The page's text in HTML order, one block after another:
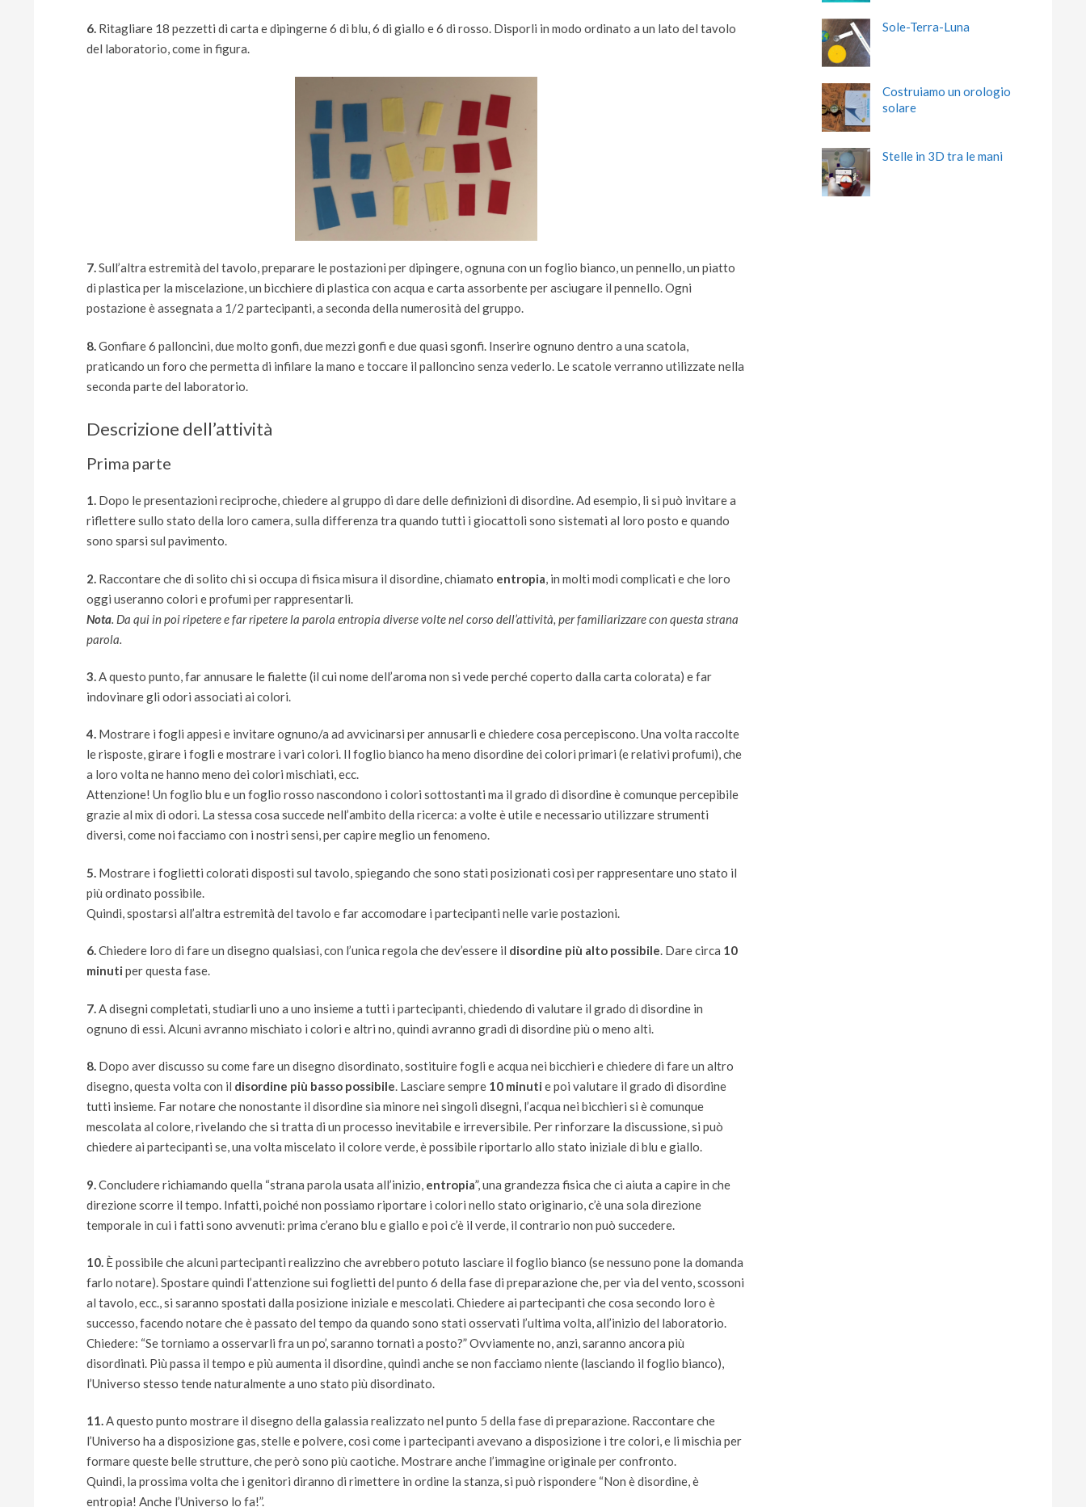
6. Ritagliare 18 pezzetti di carta e dipingerne 6 di blu, 6 di giallo e 6 di rosso. Disporli in modo ordinato a un lato del tavolo
del laboratorio, come in figura.
7.Sull’altra estremità del tavolo, preparare le postazioni per dipingere, ognuna con un foglio bianco, un pennello, un piatto
di plastica per la miscelazione, un bicchiere di plastica con acqua e carta assorbente per asciugare il pennello. Ogni
postazione è assegnata a 1/2 partecipanti, a seconda della numerosità del gruppo.
8.Gonfiare 6 palloncini, due molto gonfi, due mezzi gonfi e due quasi sgonfi. Inserire ognuno dentro a una scatola,
praticando un foro che permetta di infilare la mano e toccare il palloncino senza vederlo. Le scatole verranno utilizzate nella
seconda parte del laboratorio.
Descrizione dell’attività
Prima parte
1. Dopo le presentazioni reciproche, chiedere al gruppo di dare delle definizioni di disordine. Ad esempio, li si può invitare a
riflettere sullo stato della loro camera, sulla differenza tra quando tutti i giocattoli sono sistemati al loro posto e quando
sono sparsi sul pavimento.
2. Raccontare che di solito chi si occupa di fisica misura il disordine, chiamato entropia , in molti modi complicati e che loro
oggi useranno colori e profumi per rappresentarli.
Nota . Da qui in poi ripetere e far ripetere la parola entropia diverse volte nel corso dell’attività, per familiarizzare con questa strana
parola.
3.A questo punto, far annusare le fialette (il cui nome dell’aroma non si vede perché coperto dalla carta colorata) e far
indovinare gli odori associati ai colori.
4. Mostrare i fogli appesi e invitare ognuno/a ad avvicinarsi per annusarli e chiedere cosa percepiscono. Una volta raccolte
le risposte, girare i fogli e mostrare i vari colori. Il foglio bianco ha meno disordine dei colori primari (e relativi profumi), che
a loro volta ne hanno meno dei colori mischiati, ecc.
Attenzione! Un foglio blu e un foglio rosso nascondono i colori sottostanti ma il grado di disordine è comunque percepibile
grazie al mix di odori. La stessa cosa succede nell’ambito della ricerca: a volte è utile e necessario utilizzare strumenti
diversi, come noi facciamo con i nostri sensi, per capire meglio un fenomeno.
5. Mostrare i foglietti colorati disposti sul tavolo, spiegando che sono stati posizionati così per rappresentare uno stato il
più ordinato possibile.
Quindi, spostarsi all’altra estremità del tavolo e far accomodare i partecipanti nelle varie postazioni.
6.Chiedere loro di fare un disegno qualsiasi, con l’unica regola che dev’essere il disordine più alto possibile. Dare circa 10
minuti per questa fase.
7.A disegni completati, studiarli uno a uno insieme a tutti i partecipanti, chiedendo di valutare il grado di disordine in
ognuno di essi. Alcuni avranno mischiato i colori e altri no, quindi avranno gradi di disordine più o meno alti.
8. Dopo aver discusso su come fare un disegno disordinato, sostituire fogli e acqua nei bicchieri e chiedere di fare un altro
disegno, questa volta con il disordine più basso possibile. Lasciare sempre 10 minuti e poi valutare il grado di disordine
tutti insieme. Far notare che nonostante il disordine sia minore nei singoli disegni, l’acqua nei bicchieri si è comunque
mescolata al colore, rivelando che si tratta di un processo inevitabile e irreversibile. Per rinforzare la discussione, si può
chiedere ai partecipanti se, una volta miscelato il colore verde, è possibile riportarlo allo stato iniziale di blu e giallo.
9. Concludere richiamando quella “strana parola usata all’inizio, entropia”, una grandezza fisica che ci aiuta a capire in che
direzione scorre il tempo. Infatti, poiché non possiamo riportare i colori nello stato originario, c’è una sola direzione
temporale in cui i fatti sono avvenuti: prima c’erano blu e giallo e poi c’è il verde, il contrario non può succedere.
10. È possibile che alcuni partecipanti realizzino che avrebbero potuto lasciare il foglio bianco (se nessuno pone la domanda
farlo notare). Spostare quindi l’attenzione sui foglietti del punto 6 della fase di preparazione che, per via del vento, scossoni
al tavolo, ecc., si saranno spostati dalla posizione iniziale e mescolati. Chiedere ai partecipanti che cosa secondo loro è
successo, facendo notare che è passato del tempo da quando sono stati osservati l’ultima volta, all’inizio del laboratorio.
Chiedere: “Se torniamo a osservarli fra un po’, saranno tornati a posto?” Ovviamente no, anzi, saranno ancora più
disordinati. Più passa il tempo e più aumenta il disordine, quindi anche se non facciamo niente (lasciando il foglio bianco),
l’Universo stesso tende naturalmente a uno stato più disordinato.
11.A questo punto mostrare il disegno della galassia realizzato nel punto 5 della fase di preparazione. Raccontare che
l’Universo ha a disposizione gas, stelle e polvere, così come i partecipanti avevano a disposizione i tre colori, e li mischia per
formare queste belle strutture, che però sono più caotiche. Mostrare anche l’immagine originale per confronto.
Quindi, la prossima volta che i genitori diranno di rimettere in ordine la stanza, si può rispondere “Non è disordine, è
entropia! Anche l’Universo lo fa!”.
Sole-Terra-Luna
Costruiamo un orologio
solare
Stelle in 3D tra le mani